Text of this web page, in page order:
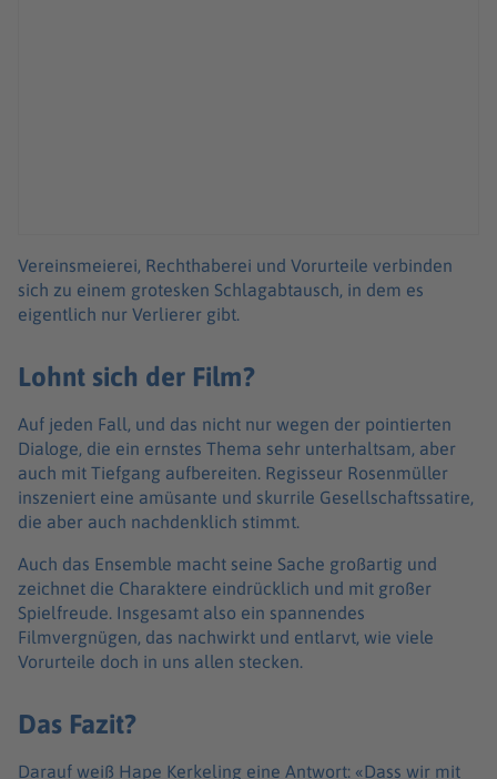
Vereinsmeierei, Rechthaberei und Vorurteile verbinden
sich zu einem grotesken Schlagabtausch, in dem es
eigentlich nur Verlierer gibt.
Lohnt sich der Film?
Auf jeden Fall, und das nicht nur wegen der pointierten
Dialoge, die ein ernstes Thema sehr unterhaltsam, aber
auch mit Tiefgang aufbereiten. Regisseur Rosenmüller
inszeniert eine amüsante und skurrile Gesellschaftssatire,
die aber auch nachdenklich stimmt.
Auch das Ensemble macht seine Sache großartig und
zeichnet die Charaktere eindrücklich und mit großer
Spielfreude. Insgesamt also ein spannendes
Filmvergnügen, das nachwirkt und entlarvt, wie viele
Vorurteile doch in uns allen stecken.
Das Fazit?
Darauf weiß Hape Kerkeling eine Antwort: «Dass wir mit